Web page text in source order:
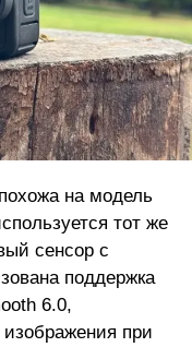
на модель
тот же
сенсор с
поддержка
6.0,
при